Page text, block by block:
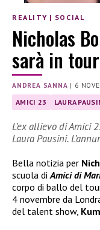
REALITY | SOCIAL
Nicholas
sarà in
ANDREA SANNA | 6
AMICI 23 LAURA
L’ex allievo di Amici
Laura Pausini.
Bella notizia per
scuola di Amici di
corpo di ballo del
4 novembre da
del talent show,